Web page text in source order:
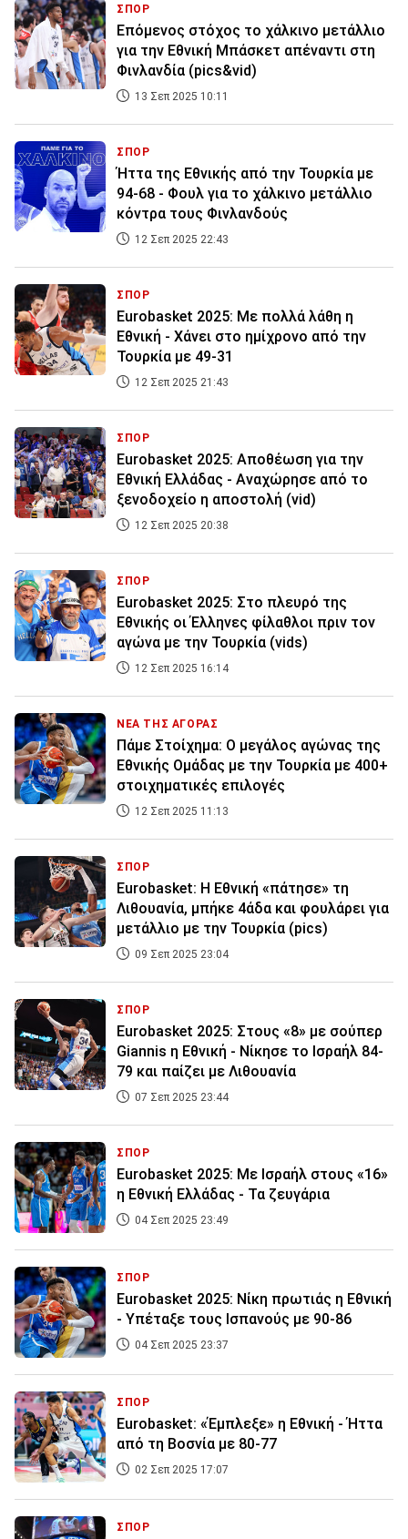
ΣΠΟΡ
Επόμενος στόχος το χάλκινο μετάλλιο
για την Εθνική Μπάσκετ απέναντι στη
Φινλανδία (pics&vid)
13 Σεπ 2025 10:11
ΣΠΟΡ
Ήττα της Εθνικής από την Τουρκία με
94-68 - Φουλ για το χάλκινο μετάλλιο
κόντρα τους Φινλανδούς
12 Σεπ 2025 22:43
ΣΠΟΡ
Eurobasket 2025: Με πολλά λάθη η
Εθνική - Χάνει στο ημίχρονο από την
Τουρκία με 49-31
12 Σεπ 2025 21:43
ΣΠΟΡ
Eurobasket 2025: Αποθέωση για την
Εθνική Ελλάδας - Αναχώρησε από το
ξενοδοχείο η αποστολή (vid)
12 Σεπ 2025 20:38
ΣΠΟΡ
Εurobasket 2025: Στο πλευρό της
Εθνικής οι Έλληνες φίλαθλοι πριν τον
αγώνα με την Τουρκία (vids)
12 Σεπ 2025 16:14
ΝΕΑ ΤΗΣ ΑΓΟΡΑΣ
Πάμε Στοίχημα: Ο μεγάλος αγώνας της
Εθνικής Ομάδας με την Τουρκία με 400+
στοιχηματικές επιλογές
12 Σεπ 2025 11:13
ΣΠΟΡ
Eurobasket: Η Εθνική «πάτησε» τη
Λιθουανία, μπήκε 4άδα και φουλάρει για
μετάλλιο με την Τουρκία (pics)
09 Σεπ 2025 23:04
ΣΠΟΡ
Eurobasket 2025: Στους «8» με σούπερ
Giannis η Εθνική - Νίκησε το Ισραήλ 84-
79 και παίζει με Λιθουανία
07 Σεπ 2025 23:44
ΣΠΟΡ
Eurobasket 2025: Με Ισραήλ στους «16»
η Εθνική Eλλάδας - Τα ζευγάρια
04 Σεπ 2025 23:49
ΣΠΟΡ
Eurobasket 2025: Nίκη πρωτιάς η Εθνική
- Υπέταξε τους Ισπανούς με 90-86
04 Σεπ 2025 23:37
ΣΠΟΡ
Eurobasket: «Έμπλεξε» η Εθνική - Ήττα
από τη Βοσνία με 80-77
02 Σεπ 2025 17:07
ΣΠΟΡ